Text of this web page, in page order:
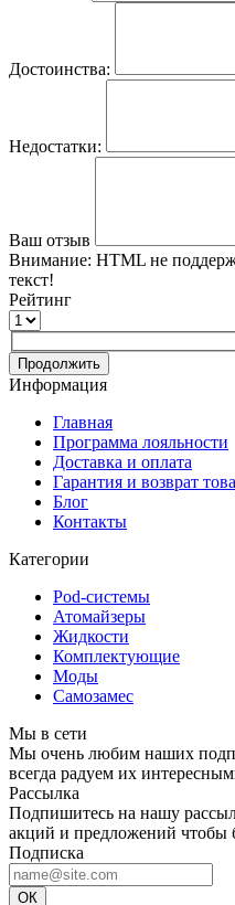
Достоинства:
Недостатки:
Ваш отзыв
Внимание: HTML не
текст!
Рейтинг
Продолжить
Информация
Главная
Программа лояльности
Доставка и оплата
Гарантия и возврат
Блог
Контакты
Категории
Pod-системы
Атомайзеры
Жидкости
Комплектующие
Моды
Самозамес
Мы в сети
Мы очень любим наших
всегда радуем их
Рассылка
Подпишитесь на нашу
акций и предложений чтобы
Подписка
ОК